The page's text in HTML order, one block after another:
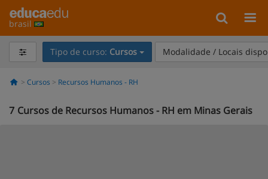
brasil
Tipo de curso: Cursos Modalidade / Locais
Cursos Recursos Humanos - RH
7 Cursos de Recursos Humanos - RH em Minas Gerais